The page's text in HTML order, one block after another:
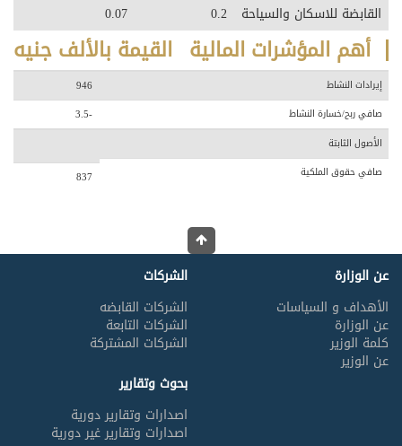
القابضة للاسكان والسياحة
0.2
0.07
أهم المؤشرات المالية القيمة بالألف جنيه
إيرادات النشاط
صافي ربح/خسارة النشاط
946
-3.5
الأصول الثابتة
صافي حقوق الملكية
837
عن الوزارة
الأهداف و السياسات
عن الوزارة
كلمة الوزير
عن الوزير
الشركات
الشركات القابضه
الشركات التابعة
الشركات المشتركة
بحوث وتقارير
اصدارات وتقارير دورية
اصدارات وتقارير غير دورية